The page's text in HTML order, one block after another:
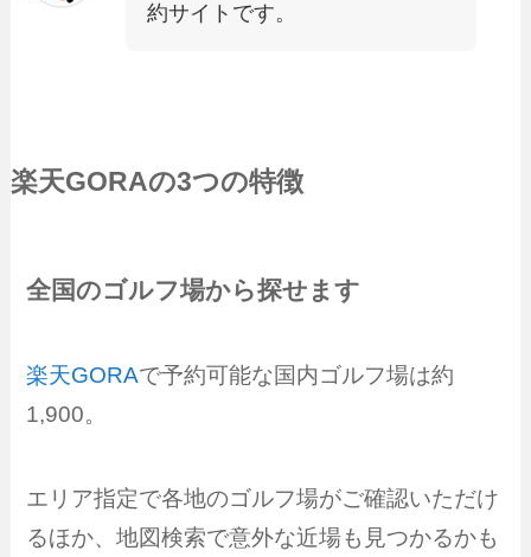
約サイトです。
楽天GORAの3つの特徴
全国のゴルフ場から探せます
楽天GORAで予約可能な国内ゴルフ場は約
1,900。
エリア指定で各地のゴルフ場がご確認いただけ
るほか、地図検索で意外な近場も見つかるかも